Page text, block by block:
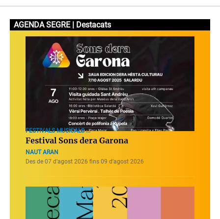
AGENDA SEGRE | Destacats
FESTIVALS MUSICALS ...
Festival Sons dera Garona
NAUT ARAN
Des de 07 d’agost 2026 fins 09 d’agost 2026